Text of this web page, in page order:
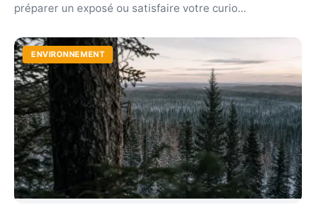
préparer un exposé ou satisfaire votre curio...
ENVIRONNEMENT